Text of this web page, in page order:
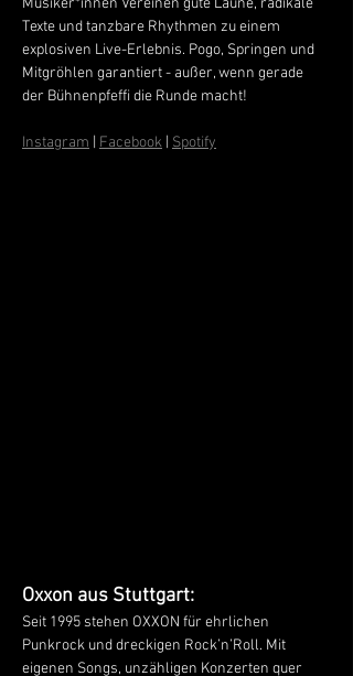
Musiker*innen Vereinen gute Laune, radikale
Texte und tanzbare Rhythmen zu einem
explosiven Live-Erlebnis. Pogo, Springen und
Mitgröhlen garantiert - außer, wenn gerade
der Bühnenpfeffi die Runde macht!
Instagram Facebook Spotify
Oxxon aus Stuttgart:
Seit 1995 stehen OXXON für ehrlichen
Punkrock und dreckigen Rock’n’Roll. Mit
eigenen Songs, unzähligen Konzerten quer